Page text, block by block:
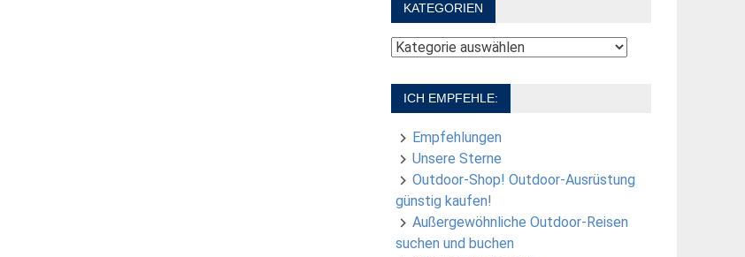
KATEGORIEN
Kategorien
ICH EMPFEHLE:
Empfehlungen
Unsere Sterne
Outdoor-Shop! Outdoor-Ausrüstung
günstig kaufen!
Außergewöhnliche Outdoor-Reisen
suchen und buchen